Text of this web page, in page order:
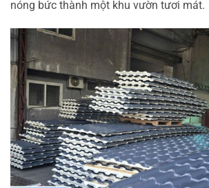
nóng bức thành một khu vườn tươi mát.